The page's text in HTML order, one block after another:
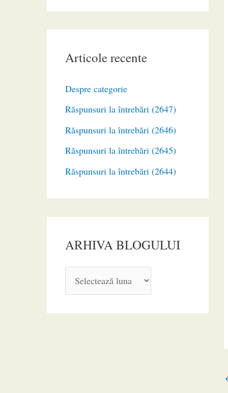
Articole recente
Despre categorie
Răspunsuri la întrebări (2647)
Răspunsuri la întrebări (2646)
Răspunsuri la întrebări (2645)
Răspunsuri la întrebări (2644)
ARHIVA BLOGULUI
R
H